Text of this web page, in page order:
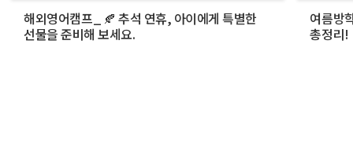
해외영어캠프_ 🍂 추석 연휴, 아이에게 특별한
선물을 준비해 보세요.
여름방
총정리!